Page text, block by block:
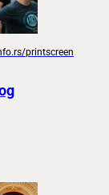
printscreen